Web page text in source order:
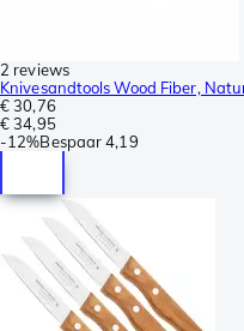
2 reviews
Knivesandtools Wood Fiber,
€ 30,76
€ 34,95
-12%Bespaar 4,19